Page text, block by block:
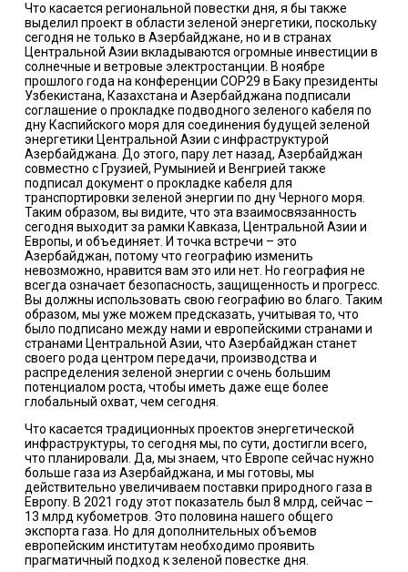
Что касается региональной повестки дня, я бы также
выделил проект в области зеленой энергетики, поскольку
сегодня не только в Азербайджане, но и в странах
Центральной Азии вкладываются огромные инвестиции в
солнечные и ветровые электростанции. В ноябре
прошлого года на конференции COP29 в Баку президенты
Узбекистана, Казахстана и Азербайджана подписали
соглашение о прокладке подводного зеленого кабеля по
дну Каспийского моря для соединения будущей зеленой
энергетики Центральной Азии с инфраструктурой
Азербайджана. До этого, пару лет назад, Азербайджан
совместно с Грузией, Румынией и Венгрией также
подписал документ о прокладке кабеля для
транспортировки зеленой энергии по дну Черного моря.
Таким образом, вы видите, что эта взаимосвязанность
сегодня выходит за рамки Кавказа, Центральной Азии и
Европы, и объединяет. И точка встречи – это
Азербайджан, потому что географию изменить
невозможно, нравится вам это или нет. Но география не
всегда означает безопасность, защищенность и прогресс.
Вы должны использовать свою географию во благо. Таким
образом, мы уже можем предсказать, учитывая то, что
было подписано между нами и европейскими странами и
странами Центральной Азии, что Азербайджан станет
своего рода центром передачи, производства и
распределения зеленой энергии с очень большим
потенциалом роста, чтобы иметь даже еще более
глобальный охват, чем сегодня.
Что касается традиционных проектов энергетической
инфраструктуры, то сегодня мы, по сути, достигли всего,
что планировали. Да, мы знаем, что Европе сейчас нужно
больше газа из Азербайджана, и мы готовы, мы
действительно увеличиваем поставки природного газа в
Европу. В 2021 году этот показатель был 8 млрд, сейчас –
13 млрд кубометров. Это половина нашего общего
экспорта газа. Но для дополнительных объемов
европейским институтам необходимо проявить
прагматичный подход к зеленой повестке дня.